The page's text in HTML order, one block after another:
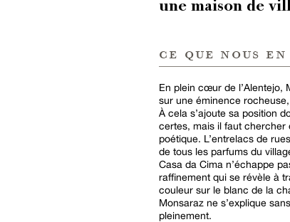
une maison de
ce que nous en
En plein cœur de l’Alentejo,
sur une éminence
À cela s’ajoute sa position
certes, mais il faut chercher
poétique. L’entrelacs de
de tous les parfums du
Casa da Cima n’échappe
raffinement qui se révèle à
couleur sur le blanc de la
Monsaraz ne s’explique
pleinement.